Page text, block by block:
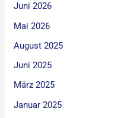
Juni 2026
Mai 2026
August 2025
Juni 2025
März 2025
Januar 2025